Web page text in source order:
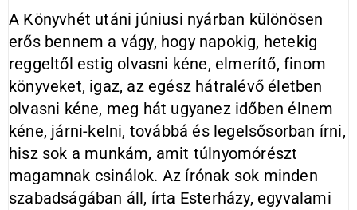
A Könyvhét utáni júniusi nyárban különösen
erős bennem a vágy, hogy napokig, hetekig
reggeltől estig olvasni kéne, elmerítő, finom
könyveket, igaz, az egész hátralévő életben
olvasni kéne, meg hát ugyanez időben élnem
kéne, járni-kelni, továbbá és legelsősorban írni,
hisz sok a munkám, amit túlnyomórészt
magamnak csinálok. Az írónak sok minden
szabadságában áll, írta Esterházy, egyvalami